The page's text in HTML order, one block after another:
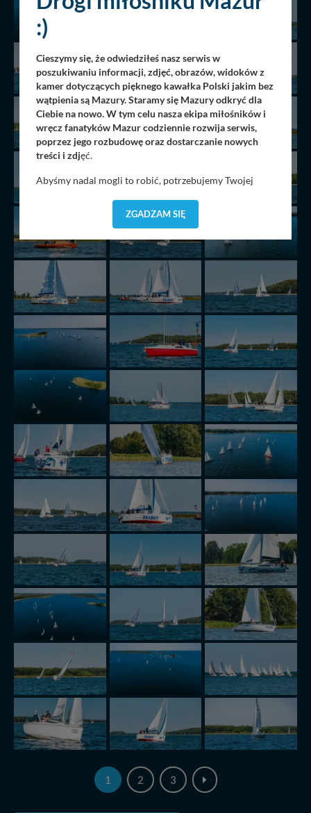
1 2 3
:)
Cieszymy się, że odwiedziłeś nasz serwis w
poszukiwaniu informacji, zdjęć, obrazów, widoków z
kamer dotyczących pięknego kawałka Polski jakim bez
wątpienia są Mazury. Staramy się Mazury odkryć dla
Ciebie na nowo. W tym celu nasza ekipa miłośników i
wręcz fanatyków Mazur codziennie rozwija serwis,
poprzez jego rozbudowę oraz dostarczanie nowych
treści i zdjęć.
Abyśmy nadal mogli to robić, potrzebujemy Twojej
dostosować do Twoich preferencji. Twoje dane (w tym
pliki cookies) będą zapisywane w celu usprawnienia
wyszukania, ulubione miejsca, logowania, itp).
Bezpieczeństwo Twoich danych jest dla nas
priorytetowe, bez poinformowania Ciebie nie będziemy
zmieniać zakresu naszych uprawnień. Twoje dane są u
nas bezpieczne, jeśli masz wątpliwości co do naszych
intencji, zawsze możesz wycofać swoją zgodę. Więcej
informacji uzyskach w naszejPolityce Prywatności
Klikając znak X lub przycisk PRZEJDŹ DO SERWISU
wyrażasz zgodę na przetwarzanie Twoich danych.
Nasz serwis nie wykorzystuje oraz nie udostępnia
Twoich danych innym podmiotom oraz osobom
trzecim. Wyjątkiem jest sytuacja, gdy przekazanie
Twoich danych jest elementem usługi (przekazanie
danych z formularza kontaktowego, przekazanie danych
w przypadku rezerwacji usług typu: nocleg, czartery,
itp). Więcej informacji o zasadach i funkcjonalności
serwisu wRegulaminie Serwisu.
Administratorem Twoich danych jest: Agencja
Reklamowa Kreacja Monika Borkowska, z siedzibą ul.
Wiejska 17, 11-500 Giżycko. Możesz z nami
skontaktować się za pośrednictwem tejstrony.
W każdej chwili możesz: zażądać dostępu do swoich
danych, zażądać ich poprawienia lub usunięcia,
zabronić ich przetwarzania. Pamiętaj jednak, że nie
zawsze jest możliwe techniczne zrealizowanie Twoich
praw w odniesieniu do informacji zawartych w plikach
cookies. Twoja przeglądarka umożliwia Ci skasowanie
tych plików - w pewnych przypadkach nie możemy tego
zrobić za Ciebie.
Dziękujemy, i życzmy miłego odkrywania Mazur na
nowo...
ZGADZAM SIĘ